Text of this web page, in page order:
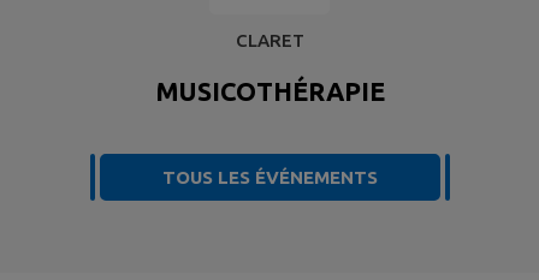
CLARET
MUSICOTHÉRAPIE
TOUS LES ÉVÉNEMENTS